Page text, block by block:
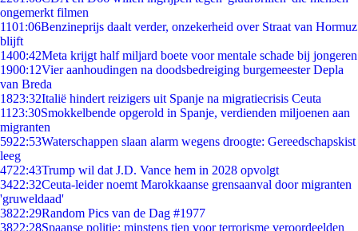
ongemerkt filmen
1101:06Benzineprijs daalt verder, onzekerheid over Straat van Hormuz
blijft
1400:42Meta krijgt half miljard boete voor mentale schade bij jongeren
1900:12Vier aanhoudingen na doodsbedreiging burgemeester Depla
van Breda
1823:32Italië hindert reizigers uit Spanje na migratiecrisis Ceuta
11 23:30Smokkelbende opgerold in Spanje, verdienden miljoenen aan
migranten
5922:53Waterschappen slaan alarm wegens droogte: Gereedschapskist
leeg
4722:43Trump wil dat J.D. Vance hem in 2028 opvolgt
3422:32Ceuta-leider noemt Marokkaanse grensaanval door migranten
'gruweldaad'
3822:29Random Pics van de Dag #1977
3822:28Spaanse politie: minstens tien voor terrorisme veroordeelden